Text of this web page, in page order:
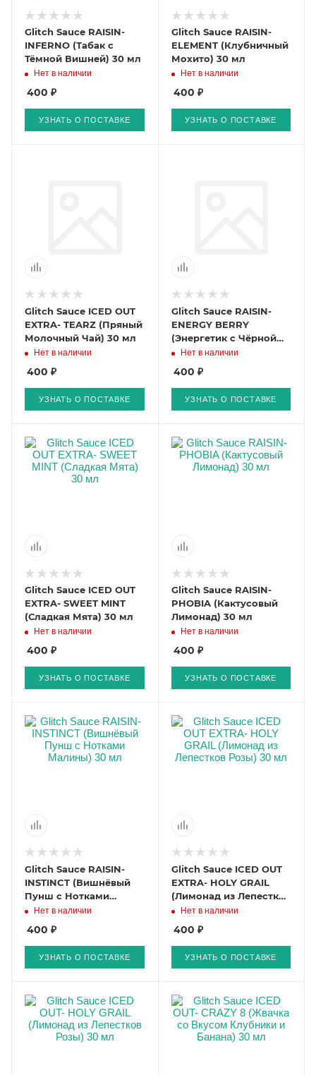
Glitch Sauce RAISIN-
INFERNO (Табак с
Тёмной Вишней) 30 мл
Нет в наличии
400 ₽
УЗНАТЬ О ПОСТАВКЕ
Glitch Sauce RAISIN-
ELEMENT (Клубничный
Мохито) 30 мл
Нет в наличии
400 ₽
УЗНАТЬ О ПОСТАВКЕ
Glitch Sauce ICED OUT
EXTRA- TEARZ (Пряный
Молочный Чай) 30 мл
Нет в наличии
400 ₽
УЗНАТЬ О ПОСТАВКЕ
Glitch Sauce RAISIN-
ENERGY BERRY
(Энергетик с Чёрной
Смородиной и
Нет в наличии
400 ₽
УЗНАТЬ О ПОСТАВКЕ
Glitch Sauce ICED OUT
EXTRA- SWEET MINT
(Сладкая Мята) 30 мл
Нет в наличии
400 ₽
УЗНАТЬ О ПОСТАВКЕ
Glitch Sauce RAISIN-
PHOBIA (Кактусовый
Лимонад) 30 мл
Нет в наличии
400 ₽
УЗНАТЬ О ПОСТАВКЕ
Glitch Sauce RAISIN-
INSTINCT (Вишнёвый
Пунш с Нотками
Малины) 30 мл
Нет в наличии
400 ₽
УЗНАТЬ О ПОСТАВКЕ
Glitch Sauce ICED OUT
EXTRA- HOLY GRAIL
(Лимонад из Лепестков
Розы) 30 мл
Нет в наличии
400 ₽
УЗНАТЬ О ПОСТАВКЕ